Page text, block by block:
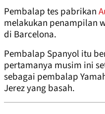
Pembalap tes pabrikan
melakukan penampilan
di Barcelona.
Pembalap Spanyol itu
pertamanya musim ini
sebagai pembalap
Jerez yang basah.